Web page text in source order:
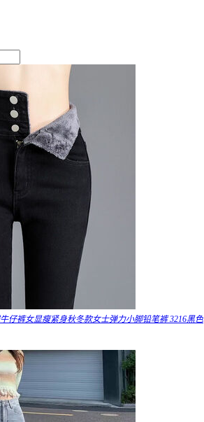
仔裤女显瘦紧身秋冬款女士弹力小脚铅笔裤 3216黑色